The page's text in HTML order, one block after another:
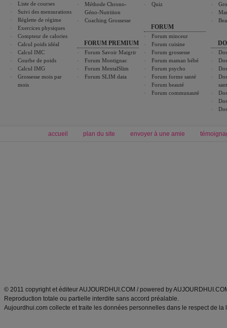
Liste de courses
Suivi des mensurations
Réglette de régime
Exercices physiques
Compteur de calories
Calcul poids idéal
Calcul IMC
Courbe de poids
Calcul IMG
Grossesse mois par
mois
Méthode Chrono-
Géno-Nutrition
Coaching Grossesse
FORUM PREMIUM
Forum Savoir Maigrir
Forum Montignac
Forum MentalSlim
Forum SLIM data
Quiz
FORUM
Forum minceur
Forum cuisine
Forum grossesse
Forum maman bébé
Forum psycho
Forum forme santé
Forum beauté
Forum communauté
accueil plan du site envoyer à une amie
© 2011 copyright et éditeur AUJOURDHUI.COM / powered by
Reproduction totale ou partielle interdite sans accord préalable.
Aujourdhui.com collecte et traite les données personnelles dans le respect de